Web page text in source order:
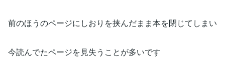
前のほうのページにしおりを挟んだまま本を閉じてしまい
今読んでたページを見失うことが多いです